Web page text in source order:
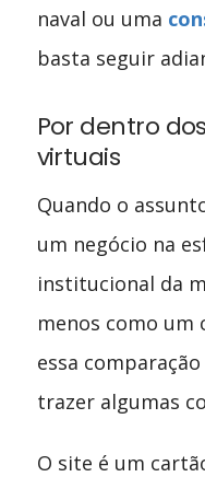
naval ou uma
basta seguir
Por dentro
virtuais
Quando o
um negócio na
institucional da
menos como um
essa
trazer algumas
O site é um